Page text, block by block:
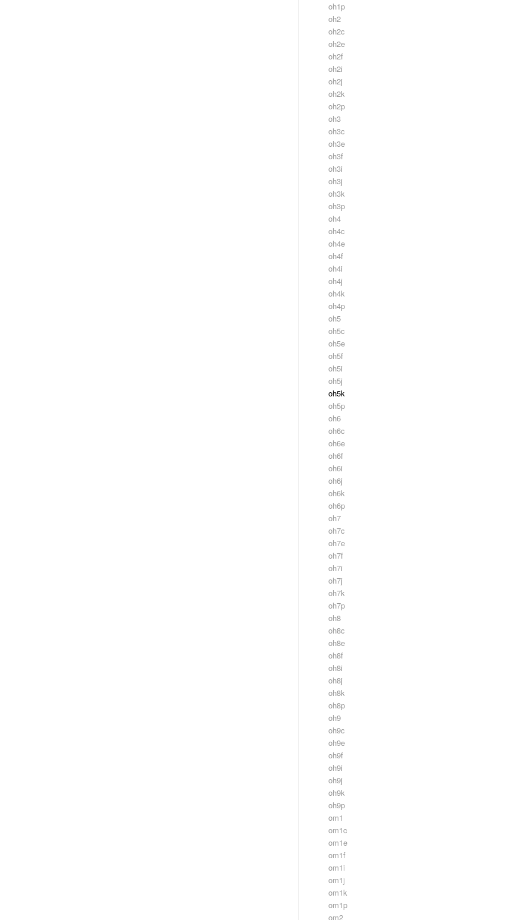
oh1p
oh2
oh2c
oh2e
oh2f
oh2i
oh2j
oh2k
oh2p
oh3
oh3c
oh3e
oh3f
oh3i
oh3j
oh3k
oh3p
oh4
oh4c
oh4e
oh4f
oh4i
oh4j
oh4k
oh4p
oh5
oh5c
oh5e
oh5f
oh5i
oh5j
oh5k
oh5p
oh6
oh6c
oh6e
oh6f
oh6i
oh6j
oh6k
oh6p
oh7
oh7c
oh7e
oh7f
oh7i
oh7j
oh7k
oh7p
oh8
oh8c
oh8e
oh8f
oh8i
oh8j
oh8k
oh8p
oh9
oh9c
oh9e
oh9f
oh9i
oh9j
oh9k
oh9p
om1
om1c
om1e
om1f
om1i
om1j
om1k
om1p
om2